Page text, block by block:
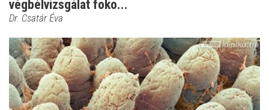
végbélvizsgálat foko...
Dr. Csatár Éva